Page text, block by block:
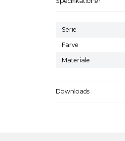
Serie
Farve
Materiale
Downloads